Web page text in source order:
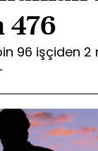
476
96 işçiden 2